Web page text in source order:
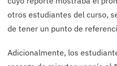
otros estudiantes del curso,
de tener un punto de
Adicionalmente, los